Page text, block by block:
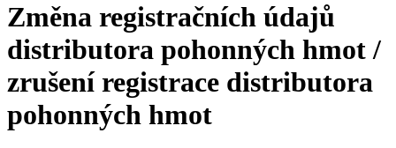
Změna registračních údajů
distributora pohonných hmot /
zrušení registrace distributora
pohonných hmot